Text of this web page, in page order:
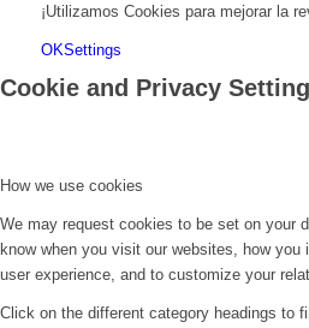
¡Utilizamos Cookies para mejorar la
OKSettings
Cookie and Privacy
How we use cookies
We may request cookies to be set on your
know when you visit our websites, how
user experience, and to customize your
Click on the different category headings to